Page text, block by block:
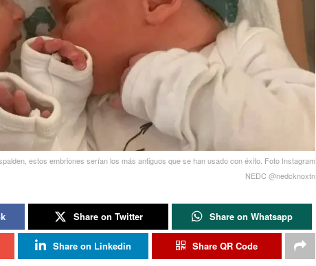
estos embriones serían los más antiguos que se han usado con éxito. Foto Instagram
NEDC @nedcknoxtn
Share on Twitter Share on Whatsapp
Share on Linkedin Share QR Code